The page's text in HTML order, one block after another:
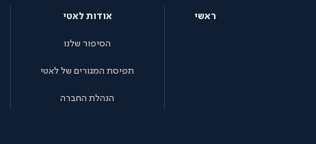
ראשי אודות לאטי
הסיפור שלנו
תפיסת המגורים של לאטי
הנהלת החברה